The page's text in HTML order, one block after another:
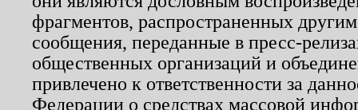
фрагментов, распространенных
сообщения, переданные в пресс-
общественных организаций и
привлечено к ответственности за
Федерации о средствах массовой